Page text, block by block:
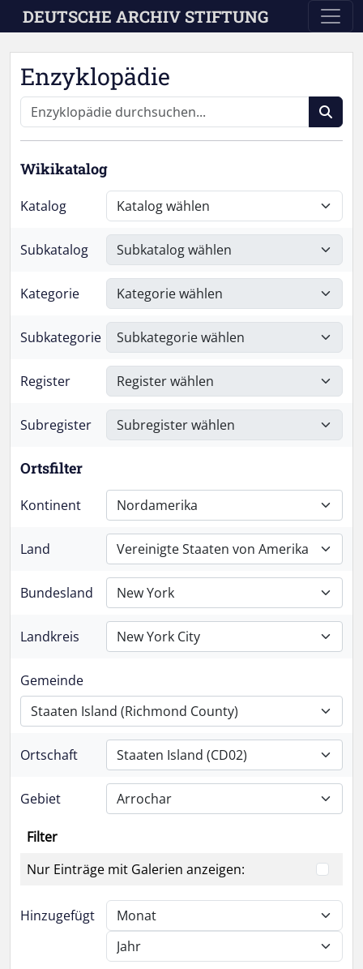
Skip to main content
DEUTSCHE ARCHIV STIFTUNG
Enzyklopädie
Wikikatalog
Katalog
Subkatalog
Kategorie
Subkategorie
Register
Subregister
Ortsfilter
Kontinent Nordamerika
Land Vereinigte Staaten von Amerika
Bundesland New York
Landkreis New York City
Gemeinde
Staaten Island (Richmond County)
Ortschaft Staaten Island (CD02)
Gebiet Arrochar
Filter
Nur Einträge mit Galerien anzeigen:
Hinzugefügt